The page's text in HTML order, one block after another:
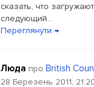
сказать, что
следующий...
Переглянути →
Люда про British
28 Березень 2011,